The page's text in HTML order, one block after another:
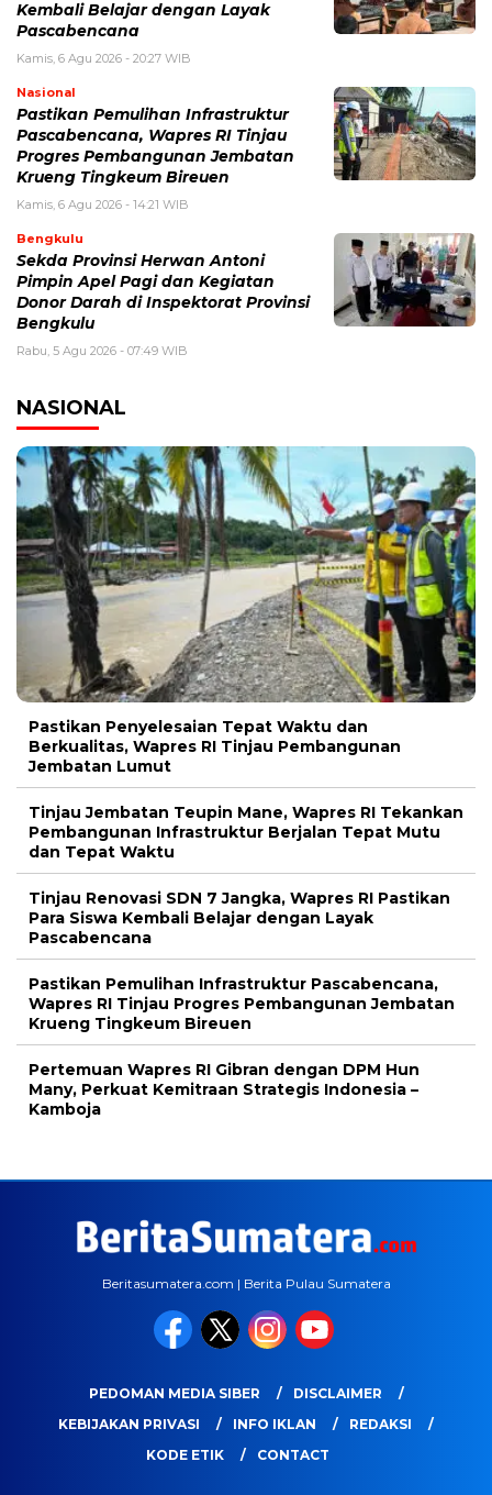
Kembali Belajar dengan Layak
Pascabencana
Kamis, 6 Agu 2026 - 20:27 WIB
Nasional
Pastikan Pemulihan Infrastruktur
Pascabencana, Wapres RI Tinjau
Progres Pembangunan Jembatan
Krueng Tingkeum Bireuen
Kamis, 6 Agu 2026 - 14:21 WIB
Bengkulu
Sekda Provinsi Herwan Antoni
Pimpin Apel Pagi dan Kegiatan
Donor Darah di Inspektorat Provinsi
Bengkulu
Rabu, 5 Agu 2026 - 07:49 WIB
NASIONAL
Pastikan Penyelesaian Tepat Waktu dan
Berkualitas, Wapres RI Tinjau Pembangunan
Jembatan Lumut
Tinjau Jembatan Teupin Mane, Wapres RI Tekankan
Pembangunan Infrastruktur Berjalan Tepat Mutu
dan Tepat Waktu
Tinjau Renovasi SDN 7 Jangka, Wapres RI Pastikan
Para Siswa Kembali Belajar dengan Layak
Pascabencana
Pastikan Pemulihan Infrastruktur Pascabencana,
Wapres RI Tinjau Progres Pembangunan Jembatan
Krueng Tingkeum Bireuen
Pertemuan Wapres RI Gibran dengan DPM Hun
Many, Perkuat Kemitraan Strategis Indonesia –
Kamboja
Beritasumatera.com | Berita Pulau Sumatera
PEDOMAN MEDIA SIBER
DISCLAIMER
KEBIJAKAN PRIVASI
INFO IKLAN
REDAKSI
KODE ETIK
CONTACT